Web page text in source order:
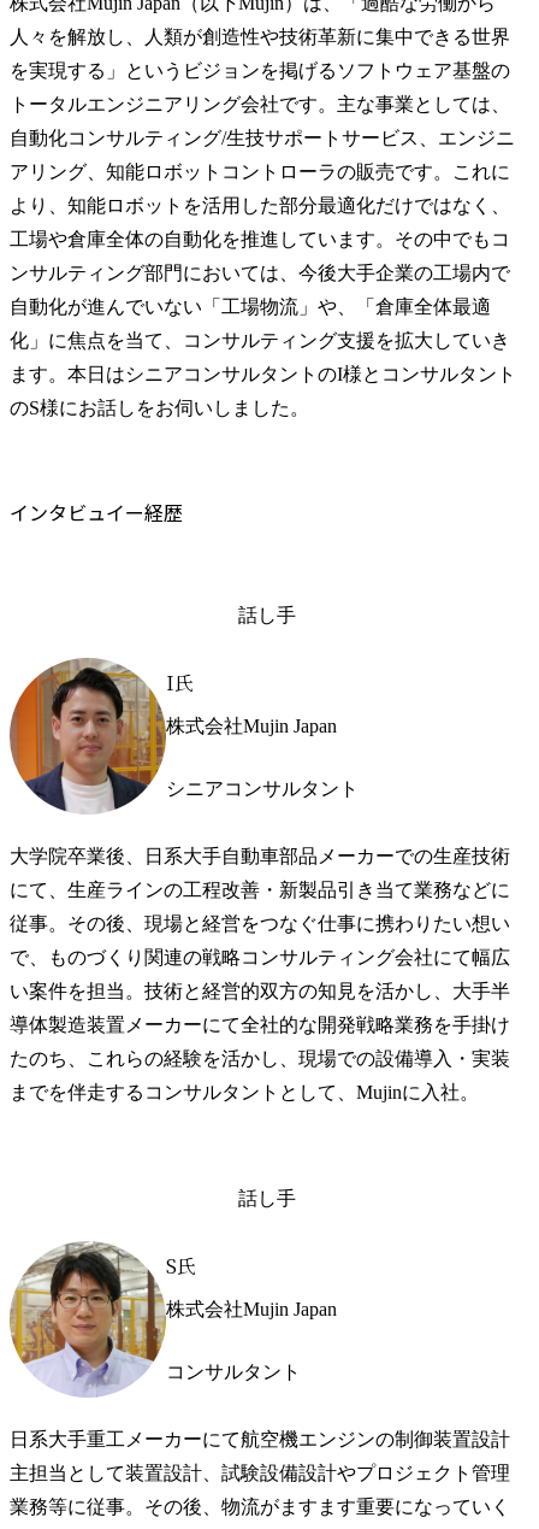
人々を解放し、人類が創造性や技術革新に集中できる世界
を実現する」というビジョンを掲げるソフトウェア基盤の
トータルエンジニアリング会社です。主な事業としては、
自動化コンサルティング/生技サポートサービス、エンジニ
アリング、知能ロボットコントローラの販売です。これに
より、知能ロボットを活用した部分最適化だけではなく、
工場や倉庫全体の自動化を推進しています。その中でもコ
ンサルティング部門においては、今後大手企業の工場内で
自動化が進んでいない「工場物流」や、「倉庫全体最適
化」に焦点を当て、コンサルティング支援を拡大していき
ます。本日はシニアコンサルタントのI様とコンサルタント
のS様にお話しをお伺いしました。
インタビュイー経歴
話し手
I氏
株式会社Mujin Japan
シニアコンサルタント
大学院卒業後、日系大手自動車部品メーカーでの生産技術
にて、生産ラインの工程改善・新製品引き当て業務などに
従事。その後、現場と経営をつなぐ仕事に携わりたい想い
で、ものづくり関連の戦略コンサルティング会社にて幅広
い案件を担当。技術と経営的双方の知見を活かし、大手半
導体製造装置メーカーにて全社的な開発戦略業務を手掛け
たのち、これらの経験を活かし、現場での設備導入・実装
までを伴走するコンサルタントとして、Mujinに入社。
話し手
S氏
株式会社Mujin Japan
コンサルタント
日系大手重工メーカーにて航空機エンジンの制御装置設計
主担当として装置設計、試験設備設計やプロジェクト管理
業務等に従事。その後、物流がますます重要になっていく